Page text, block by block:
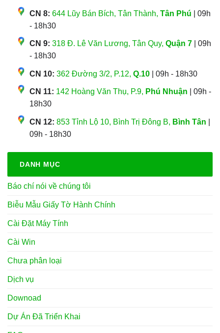
CN 8: 644 Lũy Bán Bích, Tân Thành, Tân Phú | 09h
- 18h30
CN 9: 318 Đ. Lê Văn Lương, Tân Quy, Quận 7 | 09h
- 18h30
CN 10: 362 Đường 3/2, P.12, Q.10 | 09h - 18h30
CN 11: 142 Hoàng Văn Thụ, P.9, Phú Nhuận | 09h -
18h30
CN 12: 853 Tỉnh Lộ 10, Bình Trị Đông B, Bình Tân
09h - 18h30
DANH MỤC
Báo chí nói về chúng tôi
Biễu Mẫu Giấy Tờ Hành Chính
Cài Đặt Máy Tính
Cài Win
Chưa phân loại
Dịch vụ
Downoad
Dự Án Đã Triển Khai